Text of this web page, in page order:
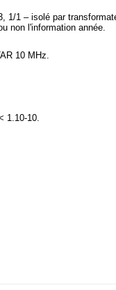
1/1 – isolé par
non l'information année.
10 MHz.
1.10-10.